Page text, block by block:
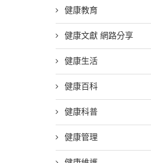
健康教育
健康文獻 網路分享
健康生活
健康百科
健康科普
健康管理